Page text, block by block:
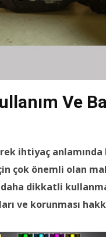
Ve
ihtiyaç anlamında
çok önemli olan
dikkatli
ve korunması